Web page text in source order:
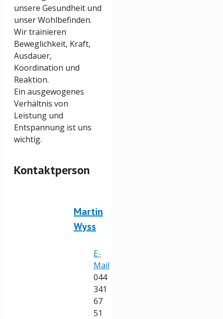
unsere Gesundheit und
unser Wohlbefinden.
Wir trainieren
Beweglichkeit, Kraft,
Ausdauer,
Koordination und
Reaktion.
Ein ausgewogenes
Verhältnis von
Leistung und
Entspannung ist uns
wichtig.
Kontaktperson
Martin
Wyss
E-
Mail
044
341
67
51